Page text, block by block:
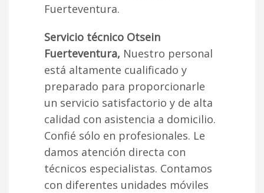
Fuerteventura.
Servicio técnico Otsein
Fuerteventura, Nuestro personal
está altamente cualificado y
preparado para proporcionarle
un servicio satisfactorio y de alta
calidad con asistencia a domicilio.
Confié sólo en profesionales. Le
damos atención directa con
técnicos especialistas. Contamos
con diferentes unidades móviles